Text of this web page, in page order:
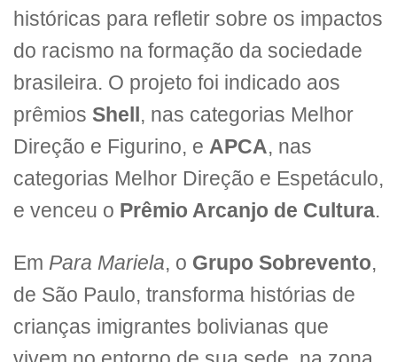
históricas para refletir sobre os impactos
do racismo na formação da sociedade
brasileira. O projeto foi indicado aos
prêmios Shell , nas categorias Melhor
Direção e Figurino, e APCA, nas
categorias Melhor Direção e Espetáculo,
e venceu o Prêmio Arcanjo de Cultura.
Em Para Mariela, o Grupo Sobrevento,
de São Paulo, transforma histórias de
crianças imigrantes bolivianas que